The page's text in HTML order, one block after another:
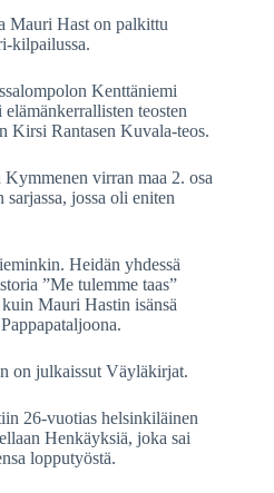
Mauri Hast on palkittu
kilpailussa.
Kenttäniemi
teosten
Kirsi Rantasen Kuvala-teos.
virran maa 2. osa
jossa oli eniten
Heidän yhdessä
”Me tulemme taas”
Mauri Hastin isänsä
on julkaissut Väyläkirjat.
26-vuotias helsinkiläinen
Henkäyksiä, joka sai
lopputyöstä.